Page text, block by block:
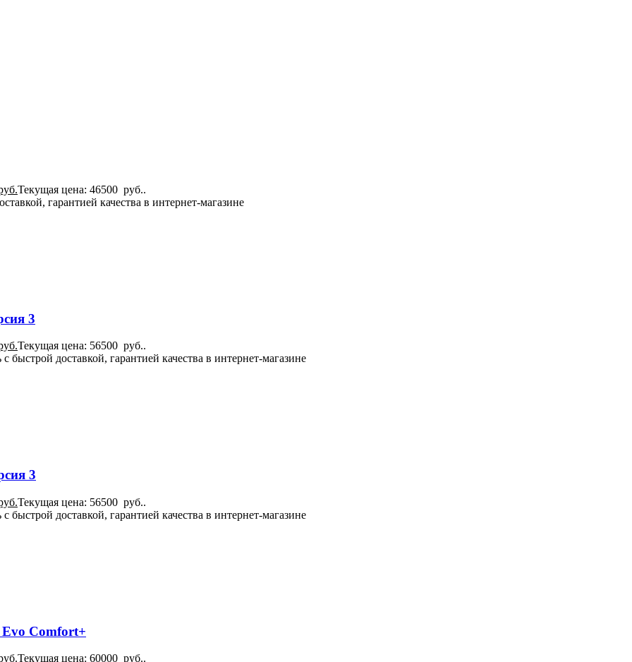
Текущая цена: 46500 руб..
гарантией качества в интернет-магазине
3
Текущая цена: 56500 руб..
доставкой, гарантией качества в интернет-магазине
3
Текущая цена: 56500 руб..
доставкой, гарантией качества в интернет-магазине
Evo Comfort+
Текущая цена: 60000 руб..